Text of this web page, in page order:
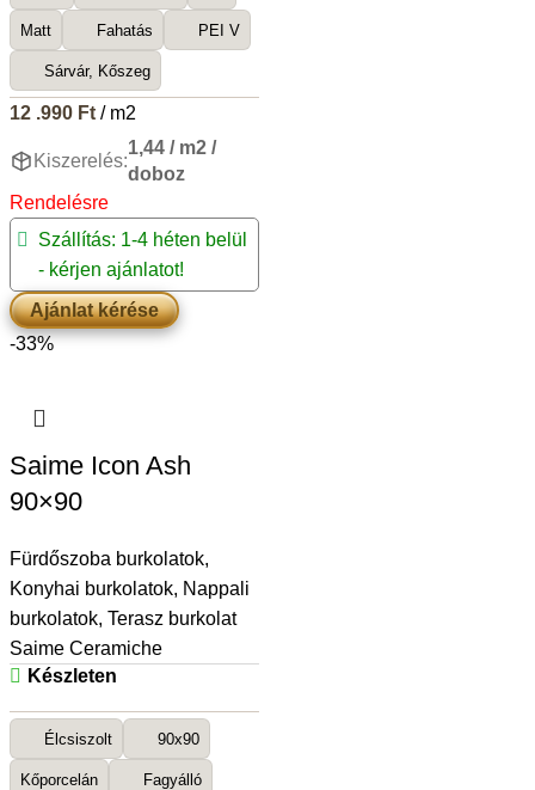
Matt Fahatás PEI V
Sárvár, Kőszeg
12 .990 Ft/ m2
Kiszerelés:
1,44 / m2 /
doboz
Rendelésre
Szállítás: 1-4 héten belül
- kérjen ajánlatot!
Ajánlat kérése
-33%
Saime Icon Ash
90×90
Fürdőszoba burkolatok,
Konyhai burkolatok, Nappali
burkolatok, Terasz burkolat
Saime Ceramiche
Készleten
Élcsiszolt 90x90
Kőporcelán Fagyálló